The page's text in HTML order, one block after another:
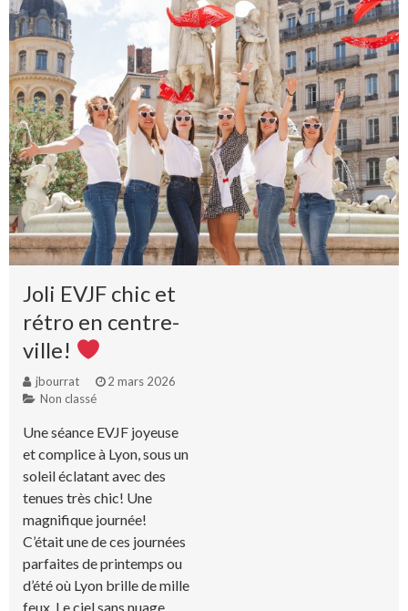
Joli EVJF chic et
rétro en centre-
ville!
jbourrat
2 mars 2026
Non classé
Une séance EVJF joyeuse
et complice à Lyon, sous un
soleil éclatant avec des
tenues très chic! Une
magnifique journée!
C’était une de ces journées
parfaites de printemps ou
d’été où Lyon brille de mille
feux. Le ciel sans nuage,